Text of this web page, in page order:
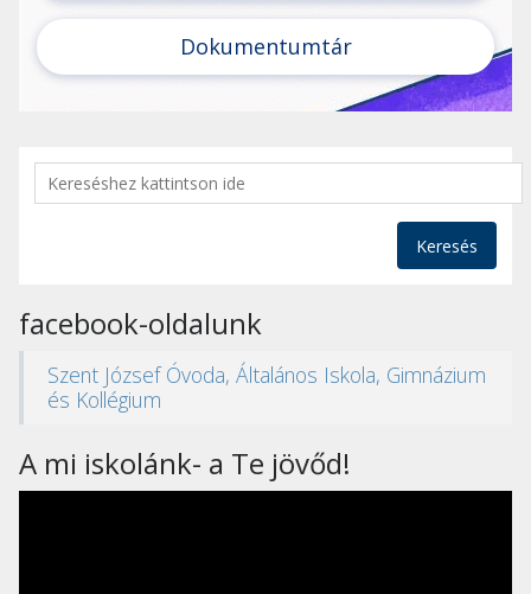
Dokumentumtár
Keresés
facebook-oldalunk
Szent József Óvoda, Általános Iskola, Gimnázium
és Kollégium
A mi iskolánk- a Te jövőd!